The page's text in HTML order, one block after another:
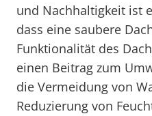
und Nachhaltigkeit ist
dass eine saubere
Funktionalität des
einen Beitrag zum
die Vermeidung von
Reduzierung von